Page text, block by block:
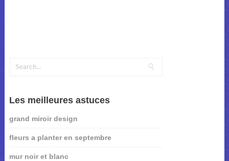
Les meilleures astuces
grand miroir design
fleurs a planter en septembre
mur noir et blanc